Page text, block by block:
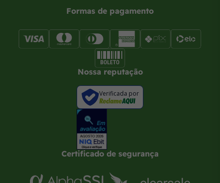
Formas de pagamento
Nossa reputação
Verificada por
Certificado de segurança